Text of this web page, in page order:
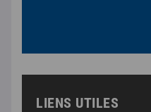
LIENS UTILES